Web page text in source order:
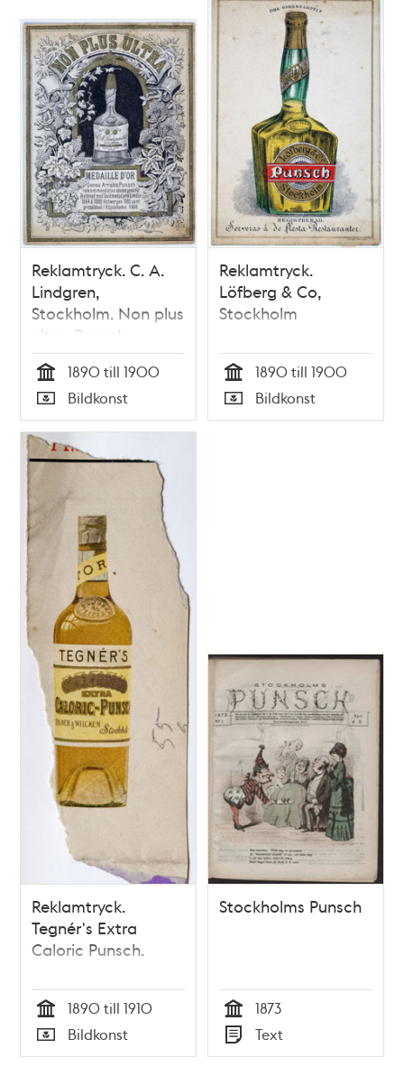
Reklamtryck. C. A.
Lindgren,
Stockholm. Non plus
ultra. Punsch
Tid
1890 till 1900
Typ
Bildkonst
Reklamtryck.
Löfberg & Co,
Stockholm
Tid
1890 till 1900
Typ
Bildkonst
Reklamtryck.
Tegnér's Extra
Caloric Punsch.
Tid
1890 till 1910
Typ
Bildkonst
Stockholms Punsch
Tid
1873
Typ
Text